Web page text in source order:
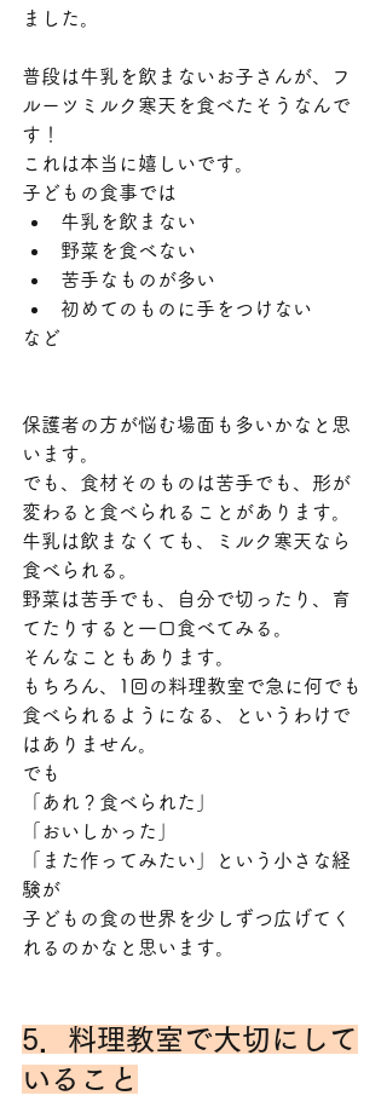
ました。
普段は牛乳を飲まないお子さんが、フ
ルーツミルク寒天を食べたそうなんで
す！
これは本当に嬉しいです。
子どもの食事では
牛乳を飲まない
野菜を食べない
苦手なものが多い
初めてのものに手をつけない
など
保護者の方が悩む場面も多いかなと思
います。
でも、食材そのものは苦手でも、形が
変わると食べられることがあります。
牛乳は飲まなくても、ミルク寒天なら
食べられる。
野菜は苦手でも、自分で切ったり、育
てたりすると一口食べてみる。
そんなこともあります。
もちろん、1回の料理教室で急に何でも
食べられるようになる、というわけで
はありません。
でも
「あれ？食べられた」
「おいしかった」
「また作ってみたい」という小さな経
験が
子どもの食の世界を少しずつ広げてく
れるのかなと思います。
5．料理教室で大切にして
いること